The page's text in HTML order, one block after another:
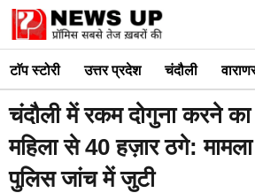
Skip
content
टाॅप स्टोरी उत्तर प्रदेश चंदौली
चंदौली में रकम दोगुना करने
महिला से 40 हज़ार ठगे:
पुलिस जांच में जुटी